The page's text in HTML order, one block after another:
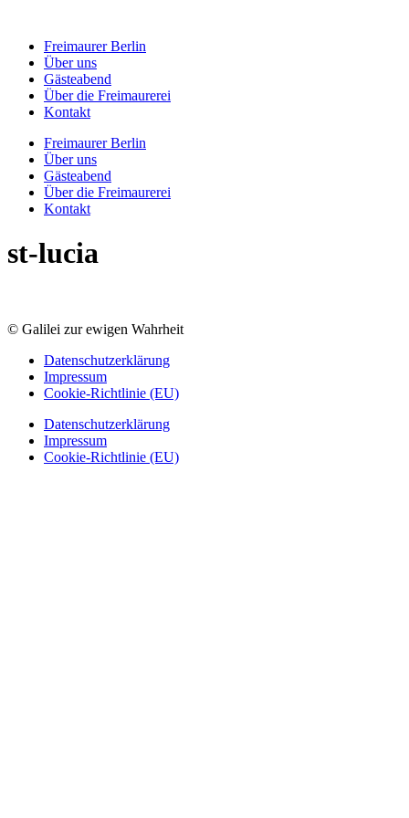
springenFreimaurer Berlin
Über uns
Gästeabend
Über die Freimaurerei
Kontakt
Freimaurer Berlin
Über uns
Gästeabend
Über die Freimaurerei
Kontakt
st-lucia
© Galilei zur ewigen Wahrheit
Datenschutzerklärung
Impressum
Cookie-Richtlinie (EU)
Datenschutzerklärung
Impressum
Cookie-Richtlinie (EU)